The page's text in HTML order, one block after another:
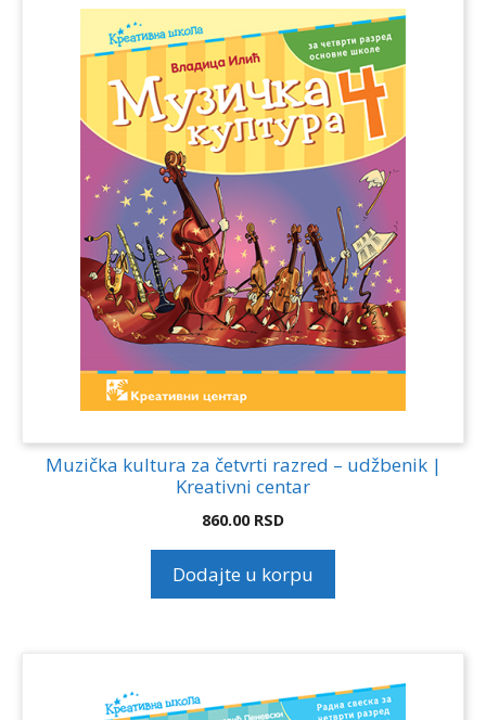
Muzička kultura za četvrti razred – udžbenik |
Kreativni centar
860.00 RSD
Dodajte u korpu